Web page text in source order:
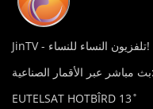
JinTV - تلفزيون النساء للنساء!
بث مباشر عبر الأقمار الصناعية:
EUTELSAT HOTBÎRD 13˚